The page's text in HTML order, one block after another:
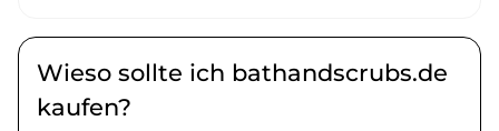
Wieso sollte ich bathandscrubs.de
kaufen?